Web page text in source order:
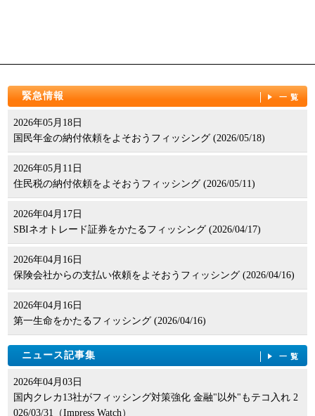
緊急情報 一覧
2026年05月18日
国民年金の納付依頼をよそおうフィッシング (2026/05/18)
2026年05月11日
住民税の納付依頼をよそおうフィッシング (2026/05/11)
2026年04月17日
SBIネオトレード証券をかたるフィッシング (2026/04/17)
2026年04月16日
保険会社からの支払い依頼をよそおうフィッシング (2026/04/16)
2026年04月16日
第一生命をかたるフィッシング (2026/04/16)
ニュース記事集 一覧
2026年04月03日
国内クレカ13社がフィッシング対策強化 金融"以外"もテコ入れ 2
026/03/31（Impress Watch）